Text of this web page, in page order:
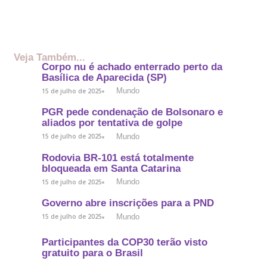
Veja Também...
Corpo nu é achado enterrado perto da
Basílica de Aparecida (SP)
15 de julho de 2025 Mundo
PGR pede condenação de Bolsonaro e
aliados por tentativa de golpe
15 de julho de 2025 Mundo
Rodovia BR-101 está totalmente
bloqueada em Santa Catarina
15 de julho de 2025 Mundo
Governo abre inscrições para a PND
15 de julho de 2025 Mundo
Participantes da COP30 terão visto
gratuito para o Brasil